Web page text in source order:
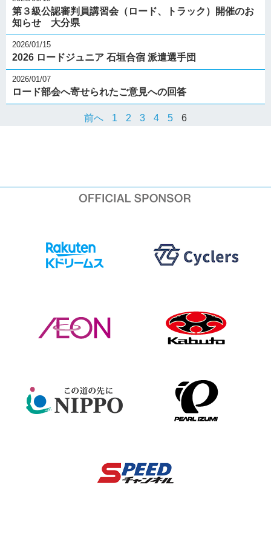
第３級公認審判員講習会（ロード、トラック）開催のお
知らせ 大分県
2026/01/15
2026 ロードジュニア 石垣合宿 派遣選手団
2026/01/07
ロード部会へ寄せられたご意見への回答
前へ 1 2 3 4 5 6